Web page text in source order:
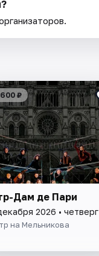
₽
Дам де Пари
2026 • четверг
на Мельникова